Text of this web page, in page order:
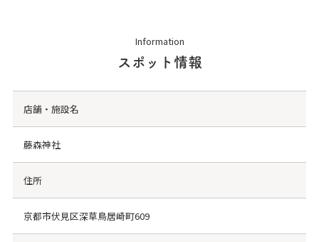
Information
スポット情報
店舗・施設名
藤森神社
住所
京都市伏見区深草鳥居崎町609